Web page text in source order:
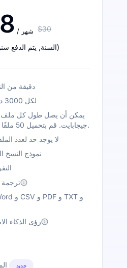
/ شهر $30
/ السنة, يتم الدفع )
6000 دقيقة
$20 لكل 3000 دقيقة إضافية
جيجابايت. قم بتحميل 50 ملفًا في المرة الواحدة.
لا يوجد حد لعدد
نموذج النسخ
ترجمة
رؤى الذكاء
جديد